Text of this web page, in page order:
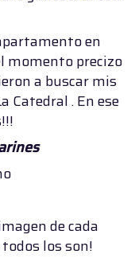
en
momento precizo
a buscar mis
Catedral . En ese
de cada
los son!